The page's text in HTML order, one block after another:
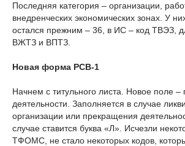
Последняя категория – организации,
внедренческих экономических зонах. У
остался прежним – 36, в ИС – код ТВЭЗ,
ВЖТЗ и ВПТЗ.
Новая форма РСВ-1
Начнем с титульного листа. Новое поле
деятельности. Заполняется в случае
организации или прекращения
случае ставится буква «Л». Исчезли
ТФОМС, не стало некоторых кодов,